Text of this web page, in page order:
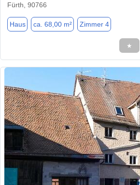
Fürth, 90766
Haus ca. 68,00 m² Zimmer 4
★